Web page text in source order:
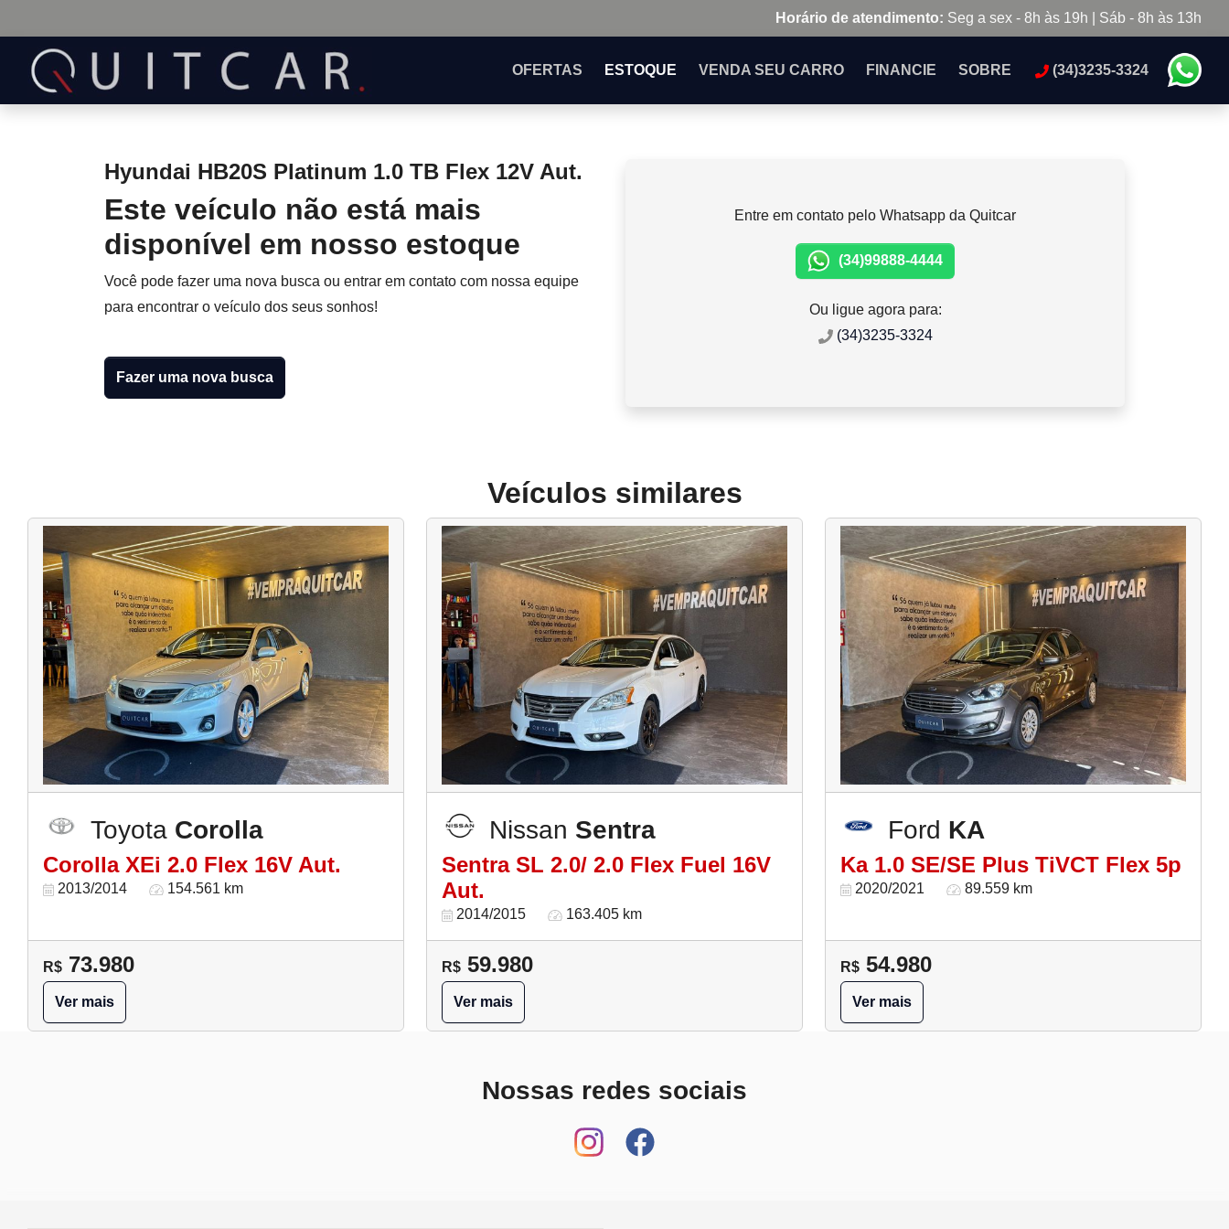
Horário de atendimento: Seg a sex - 8h às 19h | Sáb - 8h às 13h
OFERTAS ESTOQUE VENDA SEU CARRO FINANCIE SOBRE (34)3235-3324
Hyundai HB20S Platinum 1.0 TB Flex 12V Aut.
Este veículo não está mais
disponível em nosso estoque
Você pode fazer uma nova busca ou entrar em contato com nossa equipe
para encontrar o veículo dos seus sonhos!
Fazer uma nova busca
Entre em contato pelo Whatsapp da Quitcar
(34)99888-4444
Ou ligue agora para:
(34)3235-3324
Veículos similares
Toyota Corolla
Corolla XEi 2.0 Flex 16V Aut.
2013/2014 154.561 km
R$ 73.980
Ver mais
Nissan Sentra
Sentra SL 2.0/ 2.0 Flex Fuel 16V
Aut.
2014/2015 163.405 km
R$ 59.980
Ver mais
Ford KA
Ka 1.0 SE/SE Plus TiVCT Flex 5p
2020/2021 89.559 km
R$ 54.980
Ver mais
Nossas redes sociais